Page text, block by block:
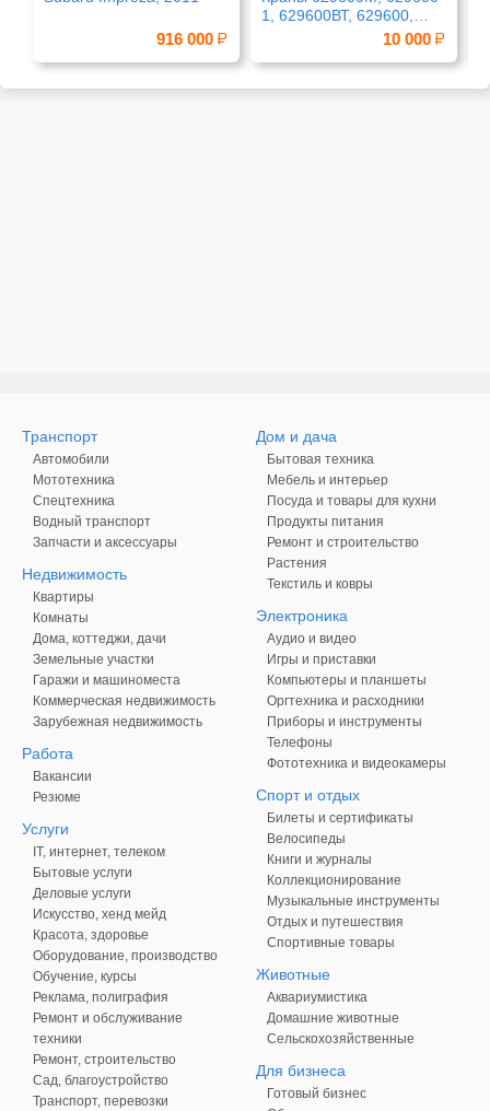
916 000
1, 629600ВТ, 629600,
10 000
Транспорт
Автомобили
Мототехника
Спецтехника
Водный транспорт
Запчасти и аксессуары
Недвижимость
Квартиры
Комнаты
Дома, коттеджи, дачи
Земельные участки
Гаражи и машиноместа
Коммерческая недвижимость
Зарубежная недвижимость
Работа
Вакансии
Резюме
Услуги
IT, интернет, телеком
Бытовые услуги
Деловые услуги
Искусство, хенд мейд
Красота, здоровье
Оборудование, производство
Обучение, курсы
Реклама, полиграфия
Ремонт и обслуживание
техники
Ремонт, строительство
Сад, благоустройство
Транспорт, перевозки
Дом и дача
Бытовая техника
Мебель и интерьер
Посуда и товары для кухни
Продукты питания
Ремонт и строительство
Растения
Текстиль и ковры
Электроника
Аудио и видео
Игры и приставки
Компьютеры и планшеты
Оргтехника и расходники
Приборы и инструменты
Телефоны
Фототехника и видеокамеры
Спорт и отдых
Билеты и сертификаты
Велосипеды
Книги и журналы
Коллекционирование
Музыкальные инструменты
Отдых и путешествия
Спортивные товары
Животные
Аквариумистика
Домашние животные
Сельскохозяйственные
Для бизнеса
Готовый бизнес